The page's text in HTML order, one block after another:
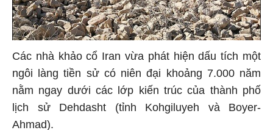
Các nhà khảo cổ Iran vừa phát hiện dấu tích một
ngôi làng tiền sử có niên đại khoảng 7.000 năm
nằm ngay dưới các lớp kiến trúc của thành phố
lịch sử Dehdasht (tỉnh Kohgiluyeh và Boyer-
Ahmad).